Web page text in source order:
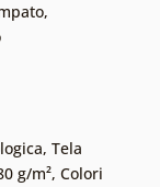
,
, Tela
g/m², Colori